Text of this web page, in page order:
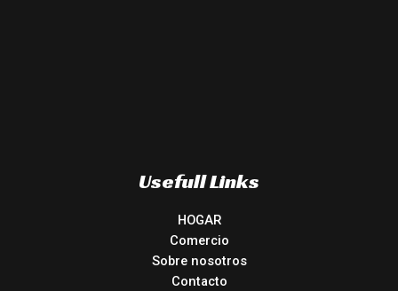
Usefull Links
HOGAR
Comercio
Sobre nosotros
Contacto